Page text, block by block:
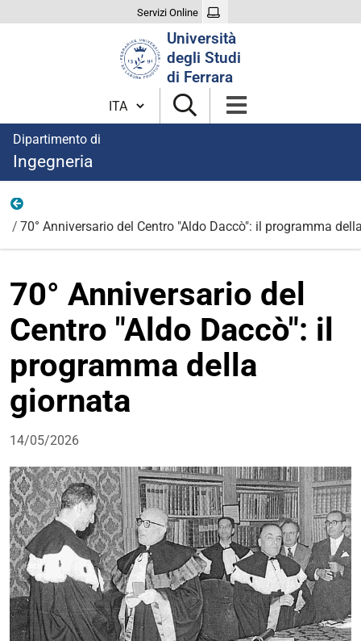
Servizi Online
Università
degli Studi
di Ferrara
Cambia lingua
Dipartimento di
Ingegneria
70° Anniversario del Centro "Aldo Daccò": il programma
70° Anniversario del
Centro "Aldo Daccò": il
programma della
giornata
14/05/2026